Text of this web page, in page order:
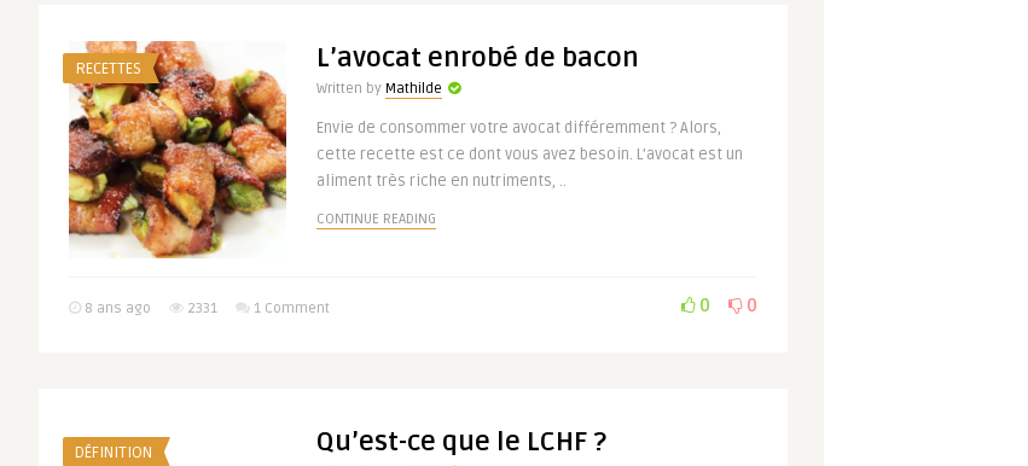
RECETTES L’avocat enrobé de bacon
Written by Mathilde
Envie de consommer votre avocat différemment ? Alors,
cette recette est ce dont vous avez besoin. L’avocat est un
aliment très riche en nutriments, ..
CONTINUE READING
8 ans ago 2331 1 Comment 0 0
DÉFINITION Qu’est-ce que le LCHF ?